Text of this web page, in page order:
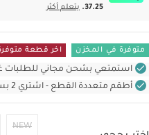
37.25.
يتعلم أكثر
متوفرة في المخزن اخر قطعة
استمتعي بشحن مجاني للطلبات غير
أطقم متعددة القطع - اشتري 2 بسعر 220 د.إ
NEW